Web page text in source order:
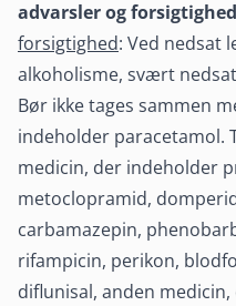
advarsler og
forsigtighed: Ved nedsat
alkoholisme, svært
Bør ikke tages sammen
indeholder paracetamol.
medicin, der indeholder
metoclopramid,
carbamazepin,
rifampicin, perikon,
diflunisal, anden